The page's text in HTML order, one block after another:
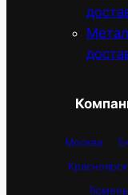
Москва
Красноярск
Тюмень